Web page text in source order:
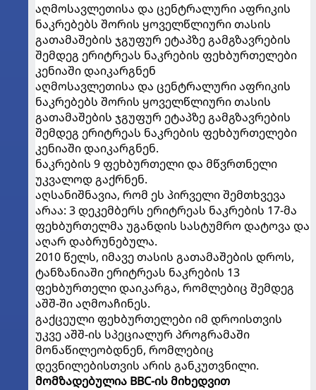
აღმოსავლეთისა და ცენტრალური აფრიკის
ნაკრებებს შორის ყოველწლიური თასის
გათამაშების ჯგუფურ ეტაპზე გამგზავრების
შემდეგ ერიტრეას ნაკრების ფეხბურთელები
კენიაში დაიკარგნენ
აღმოსავლეთისა და ცენტრალური აფრიკის
ნაკრებებს შორის ყოველწლიური თასის
გათამაშების ჯგუფურ ეტაპზე გამგზავრების
შემდეგ ერიტრეას ნაკრების ფეხბურთელები
კენიაში დაიკარგნენ.
ნაკრების 9 ფეხბურთელი და მწვრთნელი
უკვალოდ გაქრნენ.
აღსანიშნავია, რომ ეს პირველი შემთხვევა
არაა: 3 დეკემბერს ერიტრეას ნაკრების 17-მა
ფეხბურთელმა უგანდის სასტუმრო დატოვა და
აღარ დაბრუნებულა.
2010 წელს, იმავე თასის გათამაშების დროს,
ტანზანიაში ერიტრეას ნაკრების 13
ფეხბურთელი დაიკარგა, რომლებიც შემდეგ
აშშ-ში აღმოაჩინეს.
გაქცეული ფეხბურთელები იმ დროისთვის
უკვე აშშ-ის სპეციალურ პროგრამაში
მონაწილეობდნენ, რომლებიც
დევნილებისთვის არის განკუთვნილი.
მომზადებულია BBC-ის მიხედვით